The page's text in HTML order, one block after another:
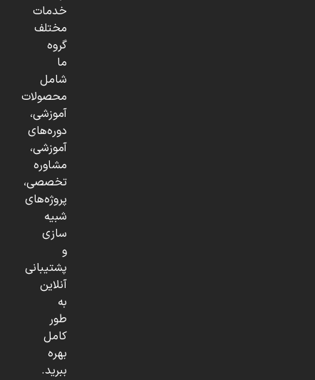
خدمات
مختلف
گروه
ما
شامل
محصولات
آموزشی،
دوره‌های
آموزشی،
مشاوره
تخصصی،
پروژه‌های
شبیه
سازی
و
پشتیبانی
آنلاین
به
طور
کامل
بهره
ببرید.